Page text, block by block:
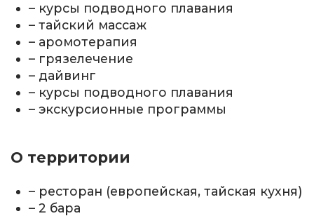
– курсы подводного плавания
– тайский массаж
– аромотерапия
– грязелечение
– дайвинг
– курсы подводного плавания
– экскурсионные программы
О территории
– ресторан (европейская, тайская кухня)
– 2 бара